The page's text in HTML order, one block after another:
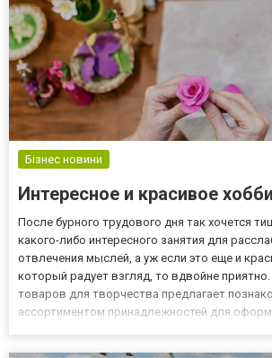
Бізнес новини
Интересное и красивое хобби
После бурного трудового дня так хочется
какого-либо интересного занятия для
отвлечения мыслей, а уж если это еще и
который радует взгляд, то вдвойне приятно.
товаров для творчества предлагает
ассортиментом принадлежностей для